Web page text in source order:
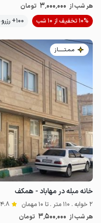
هر شب از 3٬000٬000 تومان
10% تخفیف از 10 شب
100+ رزرو موفق
مـمـتــــــاز
خانه مبله در مهاباد - همکف
2 خوابه . 110 متر . تا 10 مهمان 4.8
هر شب از 3٬500٬000 تومان